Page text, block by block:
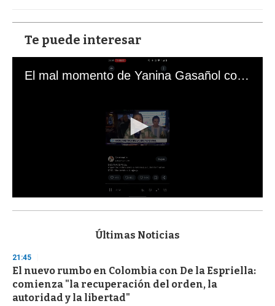
Te puede interesar
El mal momento de Yanina Gasañol con un hincha argentino en "Subrayado"
s
d
s
o
f
3
Últimas Noticias
21:45
El nuevo rumbo en Colombia con De la Espriella:
comienza "la recuperación del orden, la
autoridad y la libertad"